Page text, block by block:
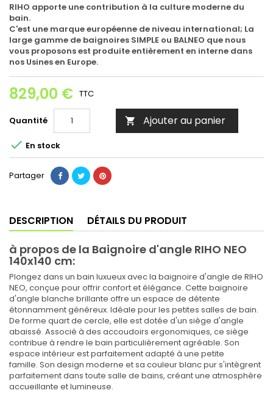
RIHO apporte une contribution à la culture moderne du
bain.
C'est une marque européenne de niveau international; La
large gamme de baignoires SIMPLE ou BALNEO que nous
vous proposons est produite entièrement en interne dans
nos Usines en Europe.
829,00 € TTC
Quantité  Ajouter au panier
 En stock
Partager
DESCRIPTION DÉTAILS DU PRODUIT
à propos de la Baignoire d'angle RIHO NEO
140x140 cm:
Plongez dans un bain luxueux avec la baignoire d'angle de RIHO
NEO, conçue pour offrir confort et élégance. Cette baignoire
d'angle blanche brillante offre un espace de détente
étonnamment généreux. Idéale pour les petites salles de bain.
De forme quart de cercle, elle est dotée d'un siège d'angle
abaissé. Associé à des accoudoirs ergonomiques, ce siège
contribue à rendre le bain particulièrement agréable. Son
espace intérieur est parfaitement adapté à une petite
famille. Son design moderne et sa couleur blanc pur s'intègrent
parfaitement dans toute salle de bains, créant une atmosphère
accueillante et lumineuse.